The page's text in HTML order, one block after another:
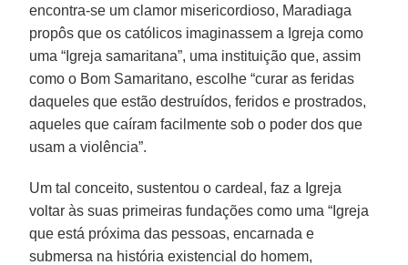
encontra-se um clamor misericordioso, Maradiaga
propôs que os católicos imaginassem a Igreja como
uma “Igreja samaritana”, uma instituição que, assim
como o Bom Samaritano, escolhe “curar as feridas
daqueles que estão destruídos, feridos e prostrados,
aqueles que caíram facilmente sob o poder dos que
usam a violência”.
Um tal conceito, sustentou o cardeal, faz a Igreja
voltar às suas primeiras fundações como uma “Igreja
que está próxima das pessoas, encarnada e
submersa na história existencial do homem,